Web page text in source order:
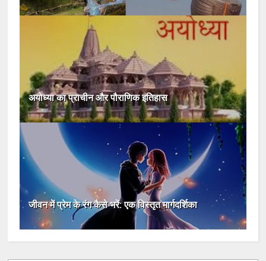
अयोध्या का प्राचीन और पौराणिक इतिहास
जीवन में प्रेम के रंग कैसे भरें: एक विस्तृत मार्गदर्शिका